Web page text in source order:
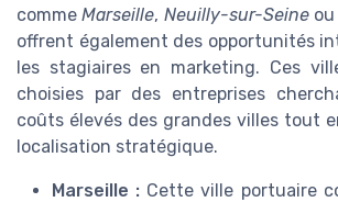
commeMarseille, Neuilly-sur-Seineou
offrent également des opportunités
les stagiaires en marketing. Ces
choisies par des entreprises
coûts élevés des grandes villes tout
localisation stratégique.
Marseille : Cette ville portuaire